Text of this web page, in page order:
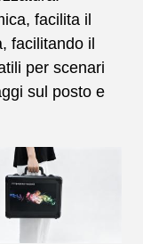
facilita il
facilitando il
per scenari
sul posto e